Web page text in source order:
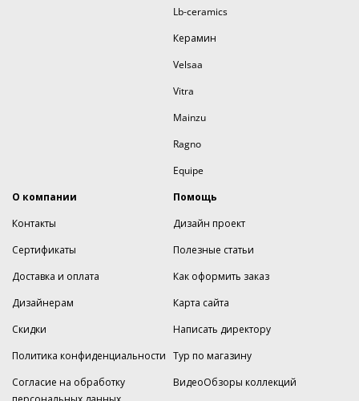
Lb-ceramics
Керамин
Velsaa
Vitra
Mainzu
Ragno
Equipe
О компании
Контакты
Сертификаты
Доставка и оплата
Дизайнерам
Скидки
Политика конфиденциальности
Согласие на обработку
Помощь
Дизайн проект
Полезные статьи
Как оформить заказ
Карта сайта
Написать директору
Тур по магазину
ВидеоОбзоры коллекций